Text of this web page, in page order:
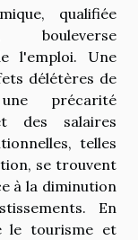
qualifiée
l'emploi. Une
délétères de
précarité
des salaires
telles
se trouvent
à la diminution
En
le tourisme et